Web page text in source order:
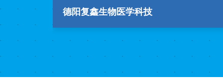
德阳复鑫生物医学科技